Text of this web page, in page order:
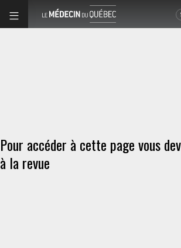
Pour accéder à cette page vous
à la revue